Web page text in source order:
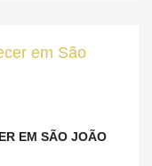
EM SÃO JOÃO